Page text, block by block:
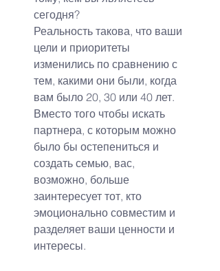
сегодня?
Реальность такова, что ваши
цели и приоритеты
изменились по сравнению с
тем, какими они были, когда
вам было 20, 30 или 40 лет.
Вместо того чтобы искать
партнера, с которым можно
было бы остепениться и
создать семью, вас,
возможно, больше
заинтересует тот, кто
эмоционально совместим и
разделяет ваши ценности и
интересы.